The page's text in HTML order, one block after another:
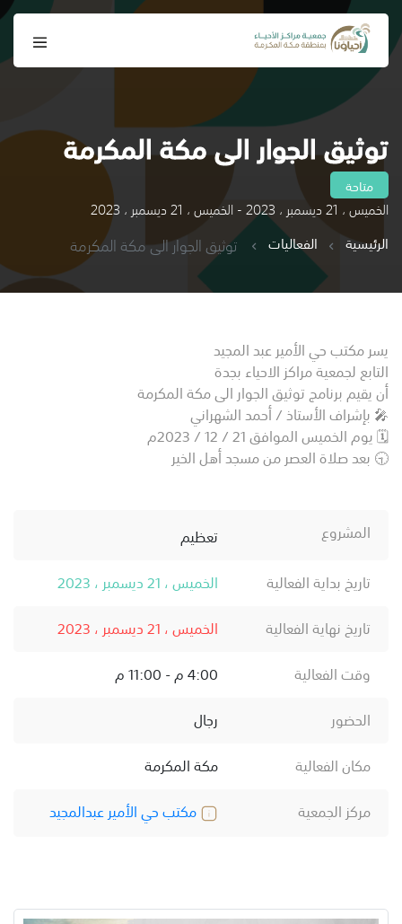
توثيق الجوار الى مكة المكرمة
متاحة
الخميس ، 21 ديسمبر ، 2023 - الخميس ، 21 ديسمبر ، 2023
الرئيسية
الفعاليات توثيق الجوار الى مكة المكرمة
يسر مكتب حي الأمير عبد المجيد
التابع لجمعية مراكز الاحياء بجدة
أن يقيم برنامج توثيق الجوار الى مكة المكرمة
🎤 بإشراف الأستاذ / أحمد الشهراني
🗓️ يوم الخميس الموافق 21 / 12 / 2023م
🕤 بعد صلاة العصر من مسجد أهل الخير
المشروع
تعظيم
تاريخ بداية الفعالية
الخميس ، 21 ديسمبر ، 2023
تاريخ نهاية الفعالية
الخميس ، 21 ديسمبر ، 2023
وقت الفعالية
4:00 م - 11:00 م
الحضور
رجال
مكان الفعالية
مكة المكرمة
مركز الجمعية
مكتب حي الأمير عبدالمجيد